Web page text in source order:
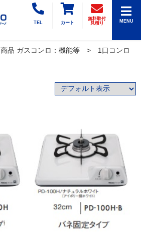
TEL カート
無料取付
見積り
MENU
商品 ガスコンロ：機能等 1口コンロ